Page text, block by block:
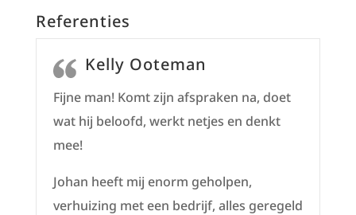
Referenties
Kelly Ooteman
Fijne man! Komt zijn afspraken na, doet
wat hij beloofd, werkt netjes en denkt
mee!
Johan heeft mij enorm geholpen,
verhuizing met een bedrijf, alles geregeld